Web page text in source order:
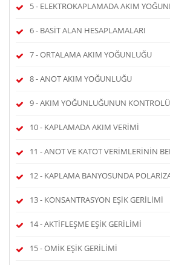
5 - ELEKTROKAPLAMADA AKIM
6 - BASİT ALAN HESAPLAMALARI
7 - ORTALAMA AKIM YOĞUNLUĞU
8 - ANOT AKIM YOĞUNLUĞU
9 - AKIM YOĞUNLUĞUNUN KONTROLÜ
10 - KAPLAMADA AKIM VERİMİ
11 - ANOT VE KATOT VERİMLERİNİN
12 - KAPLAMA BANYOSUNDA
13 - KONSANTRASYON EŞİK GERİLİMİ
14 - AKTİFLEŞME EŞİK GERİLİMİ
15 - OMİK EŞİK GERİLİMİ